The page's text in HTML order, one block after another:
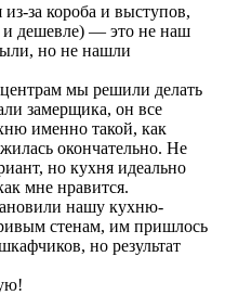
за короба и выступов,
и дешевле) — это не наш
но не нашли
мы решили делать
замерщика, он все
именно такой, как
окончательно. Не
но кухня идеально
мне нравится.
нашу кухню-
стенам, им пришлось
но результат